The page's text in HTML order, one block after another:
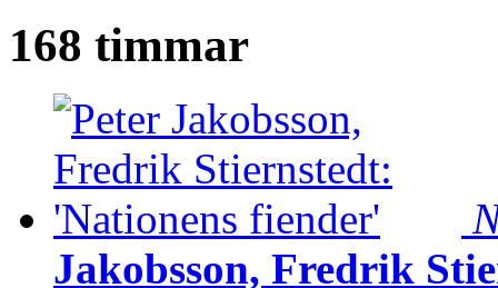
168 timmar
Jakobsson, Fredrik